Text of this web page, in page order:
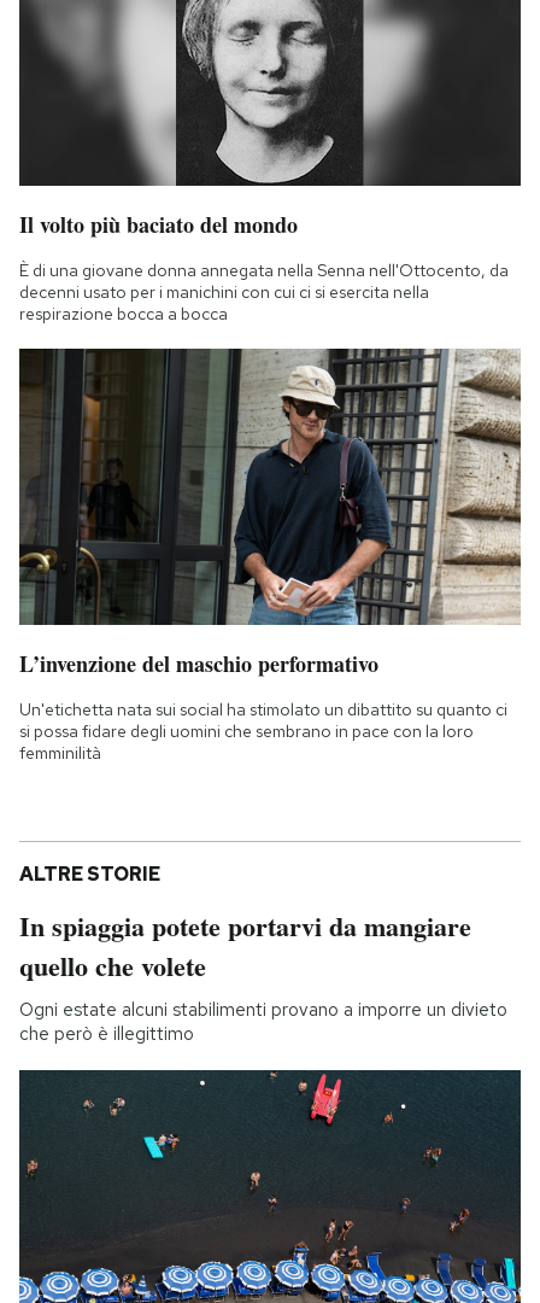
Il volto più baciato del mondo
È di una giovane donna annegata nella Senna nell'Ottocento, da
decenni usato per i manichini con cui ci si esercita nella
respirazione bocca a bocca
L’invenzione del maschio performativo
Un'etichetta nata sui social ha stimolato un dibattito su quanto ci
si possa fidare degli uomini che sembrano in pace con la loro
femminilità
ALTRE STORIE
In spiaggia potete portarvi da mangiare
quello che volete
Ogni estate alcuni stabilimenti provano a imporre un divieto
che però è illegittimo